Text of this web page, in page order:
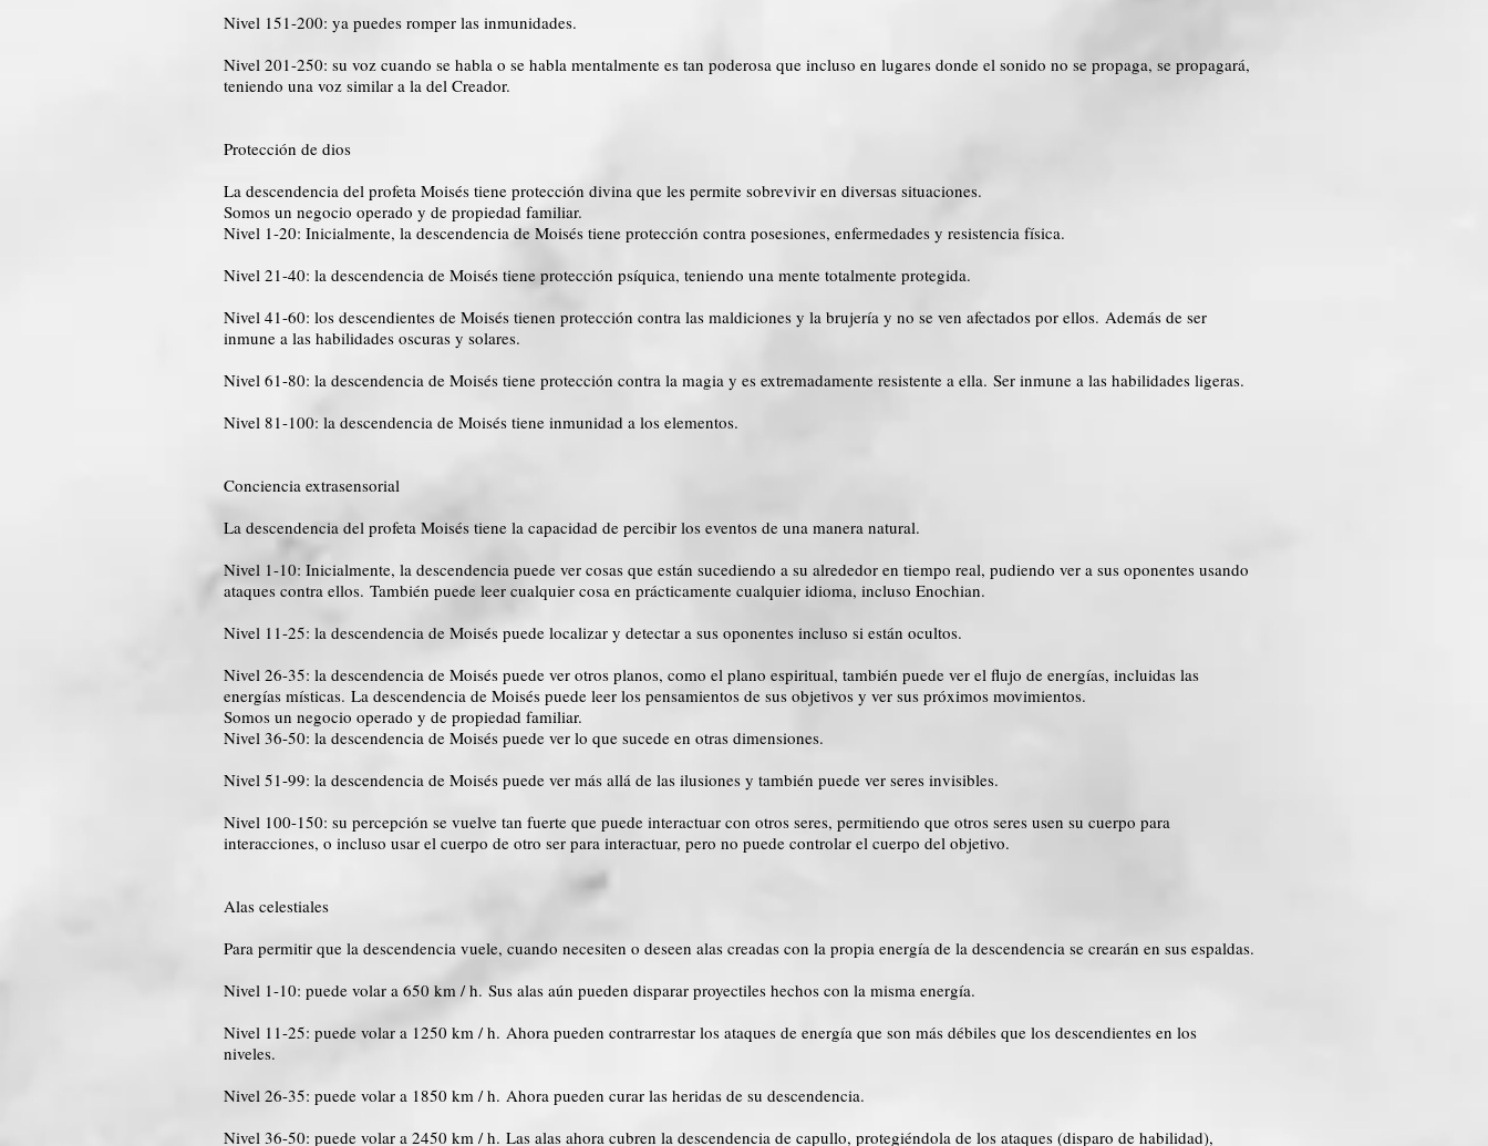
Nivel 151-200: ya puedes romper las inmunidades.
Nivel 201-250: su voz cuando se habla o se habla mentalmente es tan poderosa que incluso en lugares donde el sonido no se propaga, se propagará,
teniendo una voz similar a la del Creador.
Protección de dios
La descendencia del profeta Moisés tiene protección divina que les permite sobrevivir en diversas situaciones.
Somos un negocio operado y de propiedad familiar.
Nivel 1-20: Inicialmente, la descendencia de Moisés tiene protección contra posesiones, enfermedades y resistencia física.
Nivel 21-40: la descendencia de Moisés tiene protección psíquica, teniendo una mente totalmente protegida.
Nivel 41-60: los descendientes de Moisés tienen protección contra las maldiciones y la brujería y no se ven afectados por ellos. Además de ser
inmune a las habilidades oscuras y solares.
Nivel 61-80: la descendencia de Moisés tiene protección contra la magia y es extremadamente resistente a ella. Ser inmune a las habilidades ligeras.
Nivel 81-100: la descendencia de Moisés tiene inmunidad a los elementos.
Conciencia extrasensorial
La descendencia del profeta Moisés tiene la capacidad de percibir los eventos de una manera natural.
Nivel 1-10: Inicialmente, la descendencia puede ver cosas que están sucediendo a su alrededor en tiempo real, pudiendo ver a sus oponentes usando
ataques contra ellos. También puede leer cualquier cosa en prácticamente cualquier idioma, incluso Enochian.
Nivel 11-25: la descendencia de Moisés puede localizar y detectar a sus oponentes incluso si están ocultos.
Nivel 26-35: la descendencia de Moisés puede ver otros planos, como el plano espiritual, también puede ver el flujo de energías, incluidas las
energías místicas. La descendencia de Moisés puede leer los pensamientos de sus objetivos y ver sus próximos movimientos.
Somos un negocio operado y de propiedad familiar.
Nivel 36-50: la descendencia de Moisés puede ver lo que sucede en otras dimensiones.
Nivel 51-99: la descendencia de Moisés puede ver más allá de las ilusiones y también puede ver seres invisibles.
Nivel 100-150: su percepción se vuelve tan fuerte que puede interactuar con otros seres, permitiendo que otros seres usen su cuerpo para
interacciones, o incluso usar el cuerpo de otro ser para interactuar, pero no puede controlar el cuerpo del objetivo.
Alas celestiales
Para permitir que la descendencia vuele, cuando necesiten o deseen alas creadas con la propia energía de la descendencia se crearán en sus espaldas.
Nivel 1-10: puede volar a 650 km / h. Sus alas aún pueden disparar proyectiles hechos con la misma energía.
Nivel 11-25: puede volar a 1250 km / h. Ahora pueden contrarrestar los ataques de energía que son más débiles que los descendientes en los
niveles.
Nivel 26-35: puede volar a 1850 km / h. Ahora pueden curar las heridas de su descendencia.
Nivel 36-50: puede volar a 2450 km / h. Las alas ahora cubren la descendencia de capullo, protegiéndola de los ataques (disparo de habilidad),